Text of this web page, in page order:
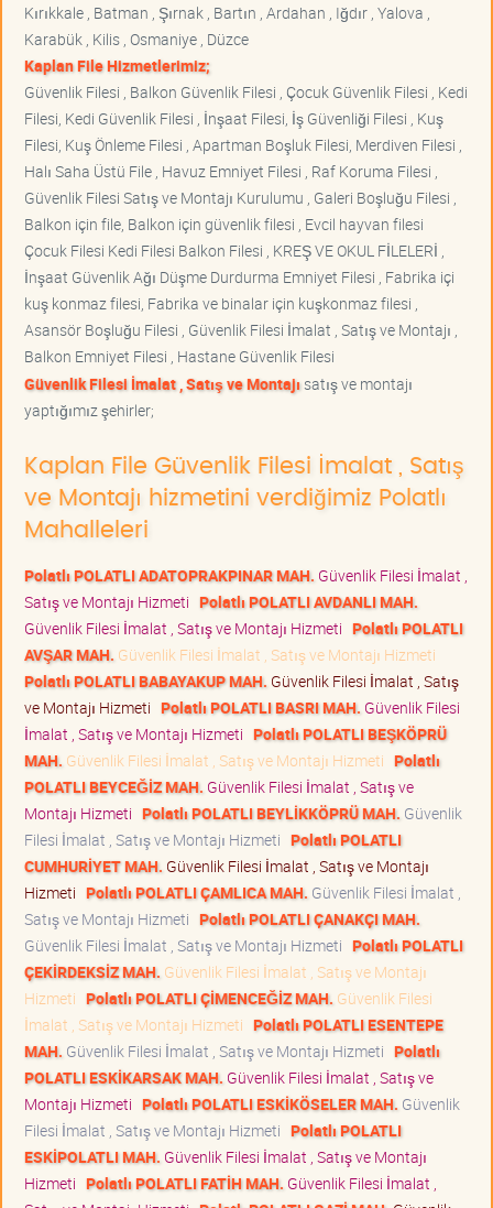
Kırıkkale , Batman , Şırnak , Bartın , Ardahan , Iğdır , Yalova ,
Karabük , Kilis , Osmaniye , Düzce
Kaplan File Hizmetlerimiz;
Güvenlik Filesi , Balkon Güvenlik Filesi , Çocuk Güvenlik Filesi , Kedi
Filesi, Kedi Güvenlik Filesi , İnşaat Filesi, İş Güvenliği Filesi , Kuş
Filesi, Kuş Önleme Filesi , Apartman Boşluk Filesi, Merdiven Filesi ,
Halı Saha Üstü File , Havuz Emniyet Filesi , Raf Koruma Filesi ,
Güvenlik Filesi Satış ve Montajı Kurulumu , Galeri Boşluğu Filesi ,
Balkon için file, Balkon için güvenlik filesi , Evcil hayvan filesi
Çocuk Filesi Kedi Filesi Balkon Filesi , KREŞ VE OKUL FİLELERİ ,
İnşaat Güvenlik Ağı Düşme Durdurma Emniyet Filesi , Fabrika içi
kuş konmaz filesi, Fabrika ve binalar için kuşkonmaz filesi ,
Asansör Boşluğu Filesi , Güvenlik Filesi İmalat , Satış ve Montajı ,
Balkon Emniyet Filesi , Hastane Güvenlik Filesi
Güvenlik Filesi İmalat , Satış ve Montajısatış ve montajı
yaptığımız şehirler;
Kaplan File Güvenlik Filesi İmalat , Satış
ve Montajı hizmetini verdiğimiz Polatlı
Mahalleleri
Polatlı POLATLI ADATOPRAKPINAR MAH. Güvenlik Filesi İmalat ,
Satış ve Montajı Hizmeti Polatlı POLATLI AVDANLI MAH.
Güvenlik Filesi İmalat , Satış ve Montajı Hizmeti Polatlı POLATLI
AVŞAR MAH. Güvenlik Filesi İmalat , Satış ve Montajı Hizmeti
Polatlı POLATLI BABAYAKUP MAH. Güvenlik Filesi İmalat , Satış
ve Montajı Hizmeti Polatlı POLATLI BASRI MAH. Güvenlik Filesi
İmalat , Satış ve Montajı Hizmeti Polatlı POLATLI BEŞKÖPRÜ
MAH. Güvenlik Filesi İmalat , Satış ve Montajı Hizmeti Polatlı
POLATLI BEYCEĞİZ MAH. Güvenlik Filesi İmalat , Satış ve
Montajı Hizmeti Polatlı POLATLI BEYLİKKÖPRÜ MAH. Güvenlik
Filesi İmalat , Satış ve Montajı Hizmeti Polatlı POLATLI
CUMHURİYET MAH. Güvenlik Filesi İmalat , Satış ve Montajı
Hizmeti Polatlı POLATLI ÇAMLICA MAH. Güvenlik Filesi İmalat ,
Satış ve Montajı Hizmeti Polatlı POLATLI ÇANAKÇI MAH.
Güvenlik Filesi İmalat , Satış ve Montajı Hizmeti Polatlı POLATLI
ÇEKİRDEKSİZ MAH. Güvenlik Filesi İmalat , Satış ve Montajı
Hizmeti Polatlı POLATLI ÇİMENCEĞİZ MAH. Güvenlik Filesi
İmalat , Satış ve Montajı Hizmeti Polatlı POLATLI ESENTEPE
MAH. Güvenlik Filesi İmalat , Satış ve Montajı Hizmeti Polatlı
POLATLI ESKİKARSAK MAH. Güvenlik Filesi İmalat , Satış ve
Montajı Hizmeti Polatlı POLATLI ESKİKÖSELER MAH. Güvenlik
Filesi İmalat , Satış ve Montajı Hizmeti Polatlı POLATLI
ESKİPOLATLI MAH. Güvenlik Filesi İmalat , Satış ve Montajı
Hizmeti Polatlı POLATLI FATİH MAH. Güvenlik Filesi İmalat ,